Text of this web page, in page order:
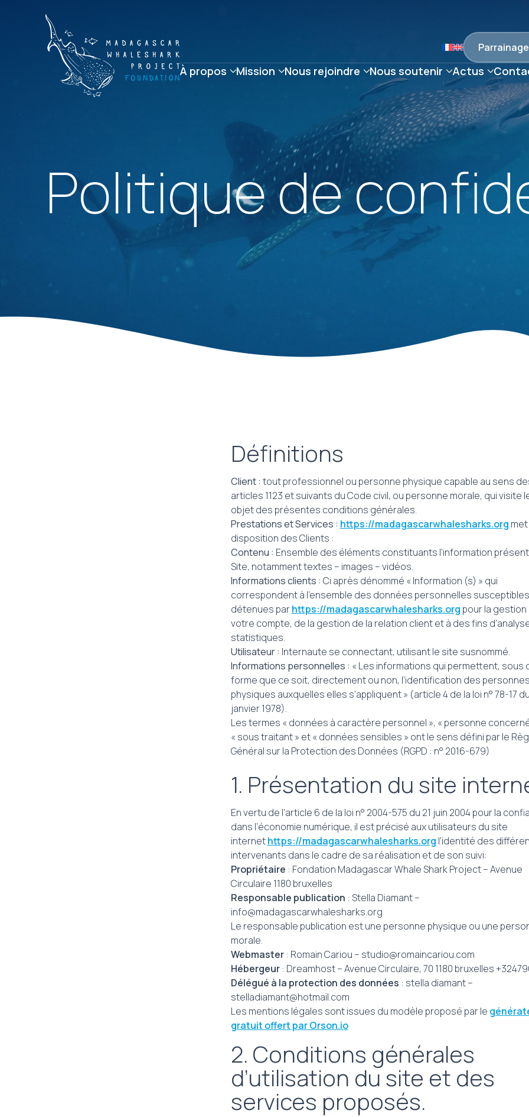
Parrainage
À propos Mission Nous rejoindre Nous soutenir Actus
Politique de
Définitions
Client : tout professionnel ou personne physique capable au sens
articles 1123 et suivants du Code civil, ou personne morale, qui visite
objet des présentes conditions générales.
Prestations et Services : https://madagascarwhalesharks.org met
disposition des Clients :
Contenu : Ensemble des éléments constituants l’information
Site, notamment textes – images – vidéos.
Informations clients : Ci après dénommé « Information (s) » qui
correspondent à l’ensemble des données personnelles
détenues parhttps://madagascarwhalesharks.org pour la gestion
votre compte, de la gestion de la relation client et à des fins
statistiques.
Utilisateur : Internaute se connectant, utilisant le site susnommé.
Informations personnelles : « Les informations qui permettent, sous
forme que ce soit, directement ou non, l’identification des personnes
physiques auxquelles elles s’appliquent » (article 4 de la loi n° 78-17
janvier 1978).
Les termes « données à caractère personnel », « personne
« sous traitant » et « données sensibles » ont le sens défini par le
Général sur la Protection des Données (RGPD : n° 2016-679)
1. Présentation du site
En vertu de l’article 6 de la loi n° 2004-575 du 21 juin 2004 pour la
dans l’économie numérique, il est précisé aux utilisateurs du site
internethttps://madagascarwhalesharks.org l’identité des
intervenants dans le cadre de sa réalisation et de son suivi:
Propriétaire : Fondation Madagascar Whale Shark Project – Avenue
Circulaire 1180 bruxelles
Responsable publication : Stella Diamant –
info@madagascarwhalesharks.org
Le responsable publication est une personne physique ou une
morale.
Webmaster: Romain Cariou – studio@romaincariou.com
Hébergeur: Dreamhost – Avenue Circulaire, 70 1180 bruxelles
Délégué à la protection des données : stella diamant –
stelladiamant@hotmail.com
Les mentions légales sont issues du modèle proposé par le
gratuit offert par Orson.io
2. Conditions générales
d’utilisation du site et des
services proposés.